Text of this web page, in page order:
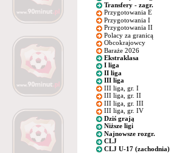
Transfery - zagr.
Przygotowania E
Przygotowania I
Przygotowania II
Polacy za granicą
Obcokrajowcy
Baraże 2026
Ekstraklasa
I liga
II liga
III liga
III liga, gr. I
III liga, gr. II
III liga, gr. III
III liga, gr. IV
Dziś grają
Niższe ligi
Najnowsze rozgr.
CLJ
CLJ U-17 (zachodnia)